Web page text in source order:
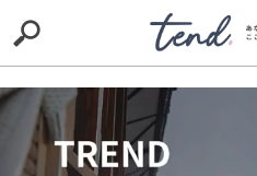
TIE-UP お出かけ